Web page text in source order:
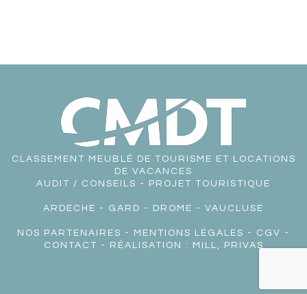
CLASSEMENT MEUBLÉ DE TOURISME ET LOCATIONS
DE VACANCES
AUDIT / CONSEILS - PROJET TOURISTIQUE
ARDECHE - GARD - DROME - VAUCLUSE
NOS PARTENAIRES - MENTIONS LÉGALES - CGV -
CONTACT - RÉALISATION : MILL, PRIVAS